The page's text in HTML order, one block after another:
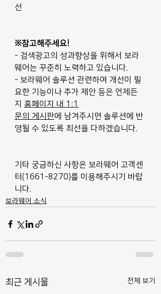
선
※참고해주세요!
- 검색광고의 성과향상을 위해서 보라
웨어는 꾸준히 노력하고 있습니다.
- 보라웨어 솔루션 관련하여 개선이 필
요한 기능이나 추가 제안 등은 언제든
지 홈페이지 내 1:1
문의 게시판에 남겨주시면 솔루션에 반
영될 수 있도록 최선을 다하겠습니다.
기타 궁금하신 사항은 보라웨어 고객센
터(1661-8270)를 이용해주시기 바랍
니다.
보라웨어 소식
최근 게시물 전체 보기